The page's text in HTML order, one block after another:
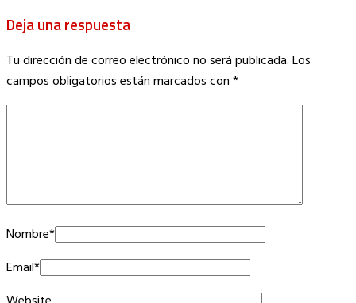
Deja una respuesta
Tu dirección de correo electrónico no será publicada.Los
campos obligatorios están marcados con*
Nombre*
Email*